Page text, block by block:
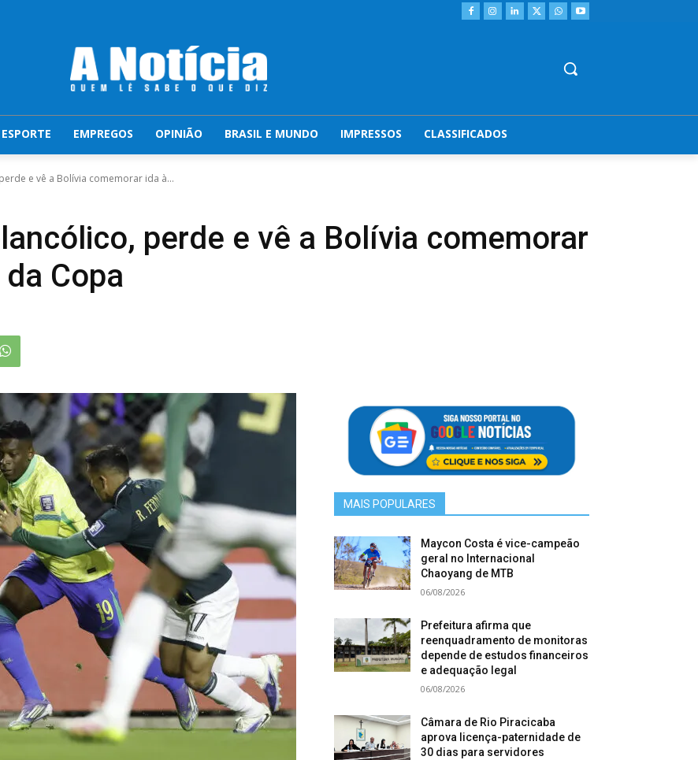
ESPORTE EMPREGOS OPINIÃO BRASIL E MUNDO IMPRESSOS CLASSIFICADOS
e vê a Bolívia comemorar ida à...
perde e vê a Bolívia comemorar
Copa
MAIS POPULARES
Maycon Costa é vice-campeão
geral no Internacional
Chaoyang de MTB
06/08/2026
Prefeitura afirma que
reenquadramento de monitoras
depende de estudos financeiros
e adequação legal
06/08/2026
Câmara de Rio Piracicaba
aprova licença-paternidade de
30 dias para servidores